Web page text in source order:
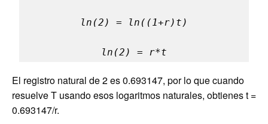
ln(2) = ln((1+r)t)
ln(2) = r*t
El registro natural de 2 es 0.693147, por lo que cuando
resuelve T usando esos logaritmos naturales, obtienes t =
0.693147/r.